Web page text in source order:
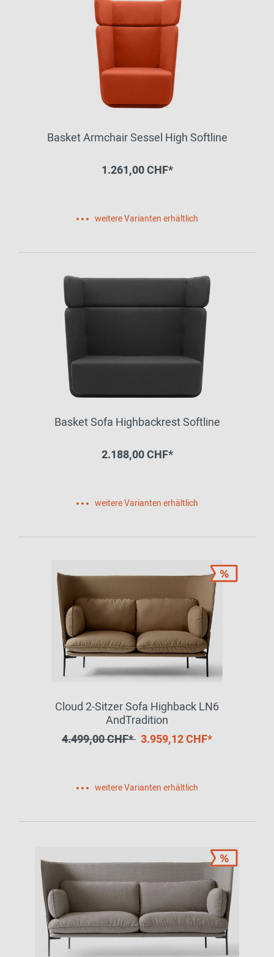
Basket Armchair Sessel High Softline
1.261,00 CHF*
weitere Varianten erhältlich
Basket Sofa Highbackrest Softline
2.188,00 CHF*
weitere Varianten erhältlich
Cloud 2-Sitzer Sofa Highback LN6
AndTradition
4.499,00 CHF* 3.959,12 CHF*
weitere Varianten erhältlich